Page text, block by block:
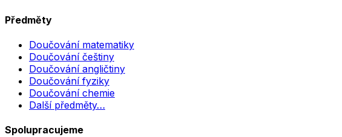
Předměty
Doučování matematiky
Doučování češtiny
Doučování angličtiny
Doučování fyziky
Doučování chemie
Další předměty…
Spolupracujeme